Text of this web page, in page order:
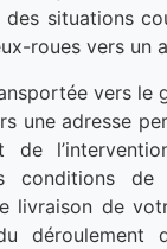
situations
roues vers un
vers le
une adresse
de
conditions
livraison de
déroulement